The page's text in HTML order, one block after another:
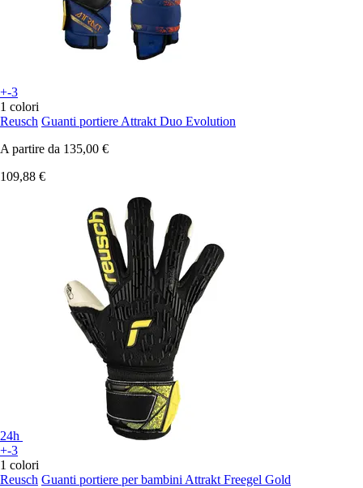
+-3
1 colori
Reusch Guanti portiere Attrakt Duo Evolution
A partire da 135,00 €
109,88 €
24h
+-3
1 colori
Reusch Guanti portiere per bambini Attrakt Freegel Gold